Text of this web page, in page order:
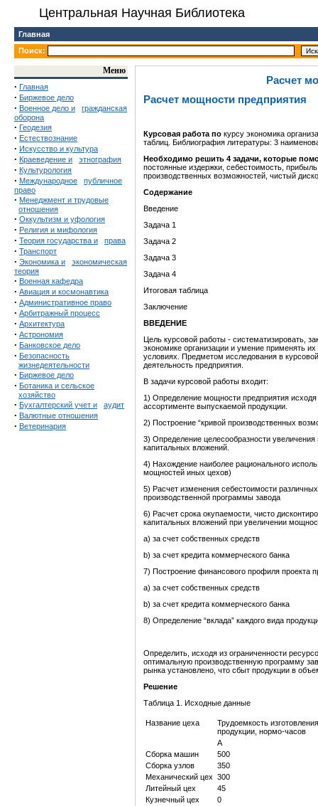
Центральная Научная Библиотека
Главная
Поиск:
Меню
· Главная
· Биржевое дело
· Военное дело и
гражданская
оборона
· Геодезия
· Естествознание
· Искусство и культура
· Краеведение и этнография
· Культурология
· Международное
публичное
право
· Менеджмент и трудовые
отношения
· Оккультизм и уфология
· Религия и мифология
· Теория государства и права
· Транспорт
· Экономика и
экономическая
теория
· Военная кафедра
· Авиация и космонавтика
· Административное право
· Арбитражный процесс
· Архитектура
· Астрономия
· Банковское дело
· Безопасность
жизнедеятельности
· Биржевое дело
· Ботаника и сельское
хозяйство
· Бухгалтерский учет и аудит
· Валютные отношения
· Ветеринария
Расчет
Расчет мощности предприятия
Курсовая работа по курсу экономика
таблиц. Библиография литературы: 3
Необходимо решить 4 задачи, которые
постоянные издержки, себестоимость,
производственных возможностей, чистый
Содержание
Введение
Задача 1
Задача 2
Задача 3
Задача 4
Итоговая таблица
Заключение
ВВЕДЕНИЕ
Цель курсовой работы - систематизировать,
экономике организации и умение применять
условиях. Предметом исследования в
деятельность предприятия.
В задачи курсовой работы входит:
1) Определение мощности предприятия
ассортименте выпускаемой продукции.
2) Построение “кривой производственных
3) Определение целесообразности
капитальных вложений.
4) Нахождение наиболее рационального
мощностей иных цехов)
5) Расчет изменения себестоимости
производственной программы завода
6) Расчет срока окупаемости, чисто
капитальных вложений при увеличении
a) за счет собственных средств
b) за счет кредита коммерческого банка
7) Построение финансового профиля проекта
a) за счет собственных средств
b) за счет кредита коммерческого банка
8) Определение “вклада” каждого вида
Определить, исходя из ограниченности
оптимальную производственную программу
рынка установлено, что сбыт продукции в
Решение
Таблица 1. Исходные данные
Название цеха
Трудоемкость
продукции, нормо-часов
А
Сборка машин
500
Сборка узлов
350
Механический цех 300
Литейный цех
45
Кузнечный цех
0